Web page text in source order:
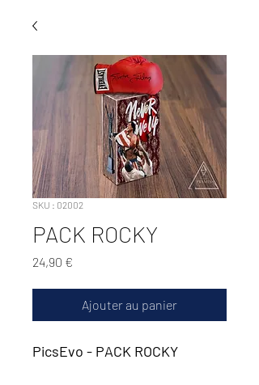
SKU : 02002
PACK ROCKY
24,90 €
Ajouter au panier
PicsEvo - PACK ROCKY